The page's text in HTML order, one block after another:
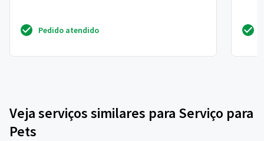
Pedido atendido
Veja serviços similares para Serviço para
Pets